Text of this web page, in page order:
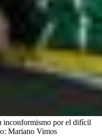
inconformismo por el difícil
Mariano Vimos